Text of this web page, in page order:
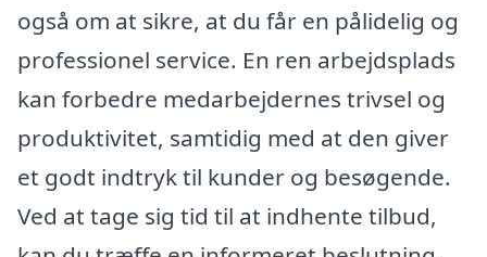
også om at sikre, at du får en pålidelig og
professionel service. En ren arbejdsplads
kan forbedre medarbejdernes trivsel og
produktivitet, samtidig med at den giver
et godt indtryk til kunder og besøgende.
Ved at tage sig tid til at indhente tilbud,